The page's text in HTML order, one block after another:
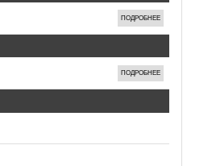
ПОДРОБНЕЕ
ПОДРОБНЕЕ